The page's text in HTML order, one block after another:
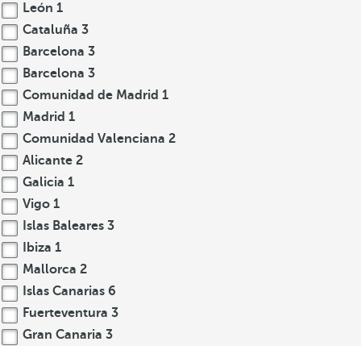
León 1
Cataluña 3
Barcelona 3
Barcelona 3
Comunidad de Madrid 1
Madrid 1
Comunidad Valenciana 2
Alicante 2
Galicia 1
Vigo 1
Islas Baleares 3
Ibiza 1
Mallorca 2
Islas Canarias 6
Fuerteventura 3
Gran Canaria 3